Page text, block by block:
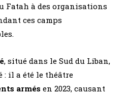
Fatah à des organisations
ces camps
, situé dans le Sud du Liban,
il a été le théâtre
armés en 2023, causant